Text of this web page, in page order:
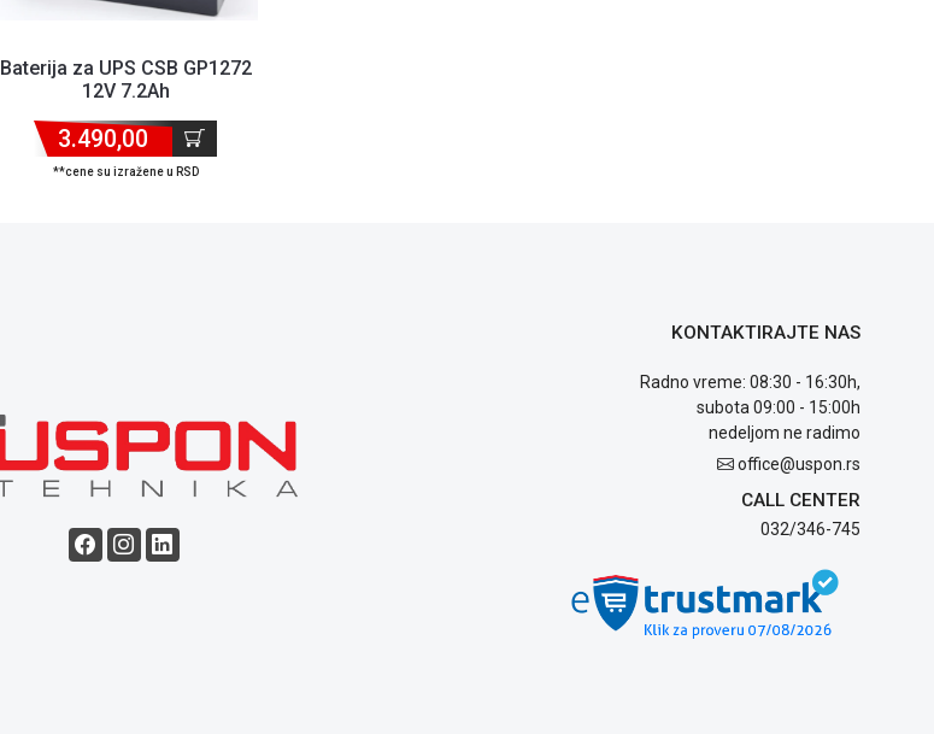
Baterija za UPS CSB GP1272
12V 7.2Ah
3.490,00
**cene su izražene u RSD
KONTAKTIRAJTE NAS
Radno vreme: 08:30 - 16:30h,
subota 09:00 - 15:00h
nedeljom ne radimo
office@uspon.rs
CALL CENTER
032/346-745